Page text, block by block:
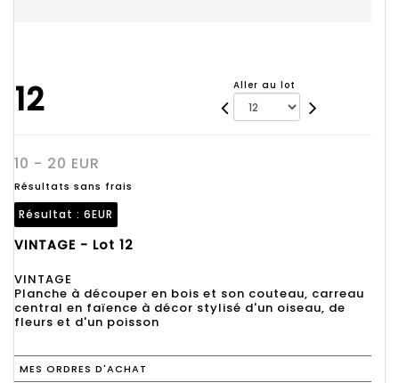
12 Aller au lot
10 - 20 EUR
Résultats sans frais
Résultat : 6EUR
VINTAGE - Lot 12
VINTAGE
Planche à découper en bois et son couteau, carreau
central en faïence à décor stylisé d'un oiseau, de
fleurs et d'un poisson
MES ORDRES D'ACHAT